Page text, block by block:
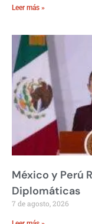
Leer más »
México y Perú
Diplomáticas
7 de agosto, 2026